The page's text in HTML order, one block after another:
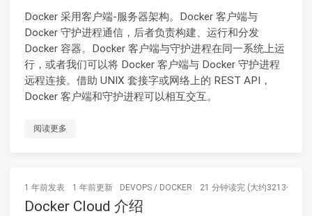
Docker 采用客户端-服务器架构。Docker 客户端与
Docker 守护进程通信，后者负责构建、运行和分发
Docker 容器。Docker 客户端与守护进程在同一系统上运
行，或者我们可以将 Docker 客户端与 Docker 守护进程
远程连接。借助 UNIX 套接字或网络上的 REST API，
Docker 客户端和守护进程可以相互交互。
阅读更多
1 年前发表 1 年前更新 DEVOPS / DOCKER 21 分钟读完 (大约3213个字)
Docker Cloud 介绍